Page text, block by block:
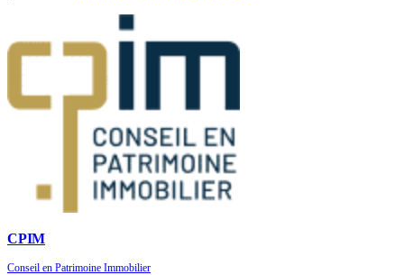
CPIM
Conseil en Patrimoine Immobilier